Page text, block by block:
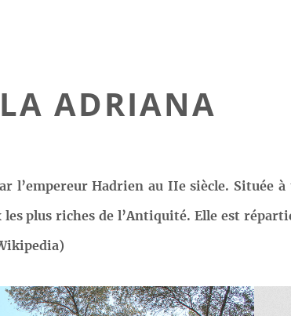
ADRIANA
l’empereur Hadrien au IIe siècle. Située
plus riches de l’Antiquité. Elle est